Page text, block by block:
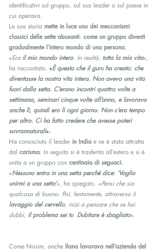
identificativi sul gruppo, sul suo leader o sul paese in
cui operava.
La sua storia mette in luce uno dei meccanismi
classici delle sette abusanti: come un gruppo diventi
gradualmente l’intero mondo di una persona.
«Era il mio mondo intero. In realtà, tutta la mia vita»,
ha raccontato. «È questo che il guru ha creato: che
diventasse la nostra vita intera. Non avevo una vita
fuori dalla setta. C’erano incontri quattro volte a
settimana, seminari cinque volte all’anno, e lavoravo
anche lì, quindi ero lì ogni giorno. Non c’era tempo
per altro. Ci ha fatto credere che avesse poteri
sovrannaturali».
Ha conosciuto il leader in India e ne è stata attratta
dal carisma. In seguito si è trasferita all’estero e si è
unita a un gruppo con centinaia di seguaci.
«Nessuno entra in una setta perché dice: ‘Voglio
unirmi a una setta’», ha spiegato. «Pensi che sia
qualcosa di buono. Poi, lentamente, attraverso il
lavaggio del cervello, inizi a pensare che se hai
dubbi, il problema sei tu. Dubitare è sbagliato».
Come Nissim, anche Ilana lavorava nell’azienda del